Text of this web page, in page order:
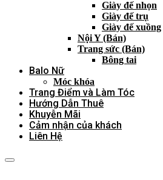
Giày đế nhọn
Giày đế trụ
Giày đế xuồng
Nội Y (Bán)
Trang sức (Bán)
Bông tai
Balo Nữ
Móc khóa
Trang Điểm và Làm Tóc
Hướng Dẫn Thuê
Khuyễn Mãi
Cảm nhận của khách
Liên Hệ